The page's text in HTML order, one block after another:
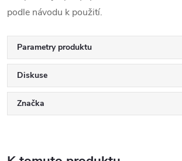
podle návodu k použití.
Parametry produktu
Diskuse
Značka